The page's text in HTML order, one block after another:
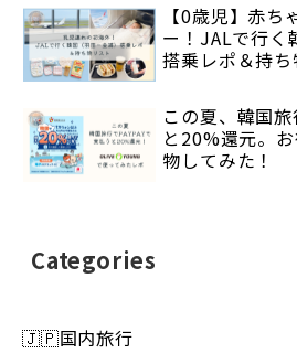
【0歳児】赤ち
ー！JALで行く
搭乗レポ＆持ち
この夏、韓国
と20%還元。
物してみた！
Categories
🇯🇵国内旅行